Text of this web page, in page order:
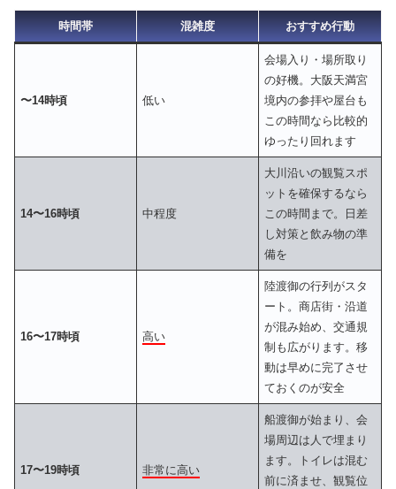
時間帯 混雑度 おすすめ行動
〜14時頃 低い
会場入り・場所取り
の好機。大阪天満宮
境内の参拝や屋台も
この時間なら比較的
ゆったり回れます
14〜16時頃 中程度
大川沿いの観覧スポ
ットを確保するなら
この時間まで。日差
し対策と飲み物の準
備を
16〜17時頃 高い
陸渡御の行列がスタ
ート。商店街・沿道
が混み始め、交通規
制も広がります。移
動は早めに完了させ
ておくのが安全
17〜19時頃 非常に高い
船渡御が始まり、会
場周辺は人で埋まり
ます。トイレは混む
前に済ませ、観覧位